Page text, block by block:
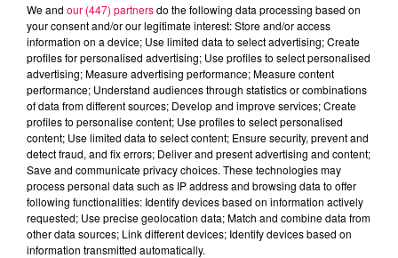
Flash infos
Crédit :Flash infos
We and our (447) partnersdo the following data processing based on
your consent and/or our legitimate interest: Store and/or access
information on a device; Use limited data to select advertising; Create
profiles for personalised advertising; Use profiles to select personalised
advertising; Measure advertising performance; Measure content
performance; Understand audiences through statistics or combinations
of data from different sources; Develop and improve services; Create
profiles to personalise content; Use profiles to select personalised
content; Use limited data to select content; Ensure security, prevent and
detect fraud, and fix errors; Deliver and present advertising and content;
Save and communicate privacy choices. These technologies may
process personal data such as IP address and browsing data to offer
following functionalities: Identify devices based on information actively
requested; Use precise geolocation data; Match and combine data from
other data sources; Link different devices; Identify devices based on
information transmitted automatically.